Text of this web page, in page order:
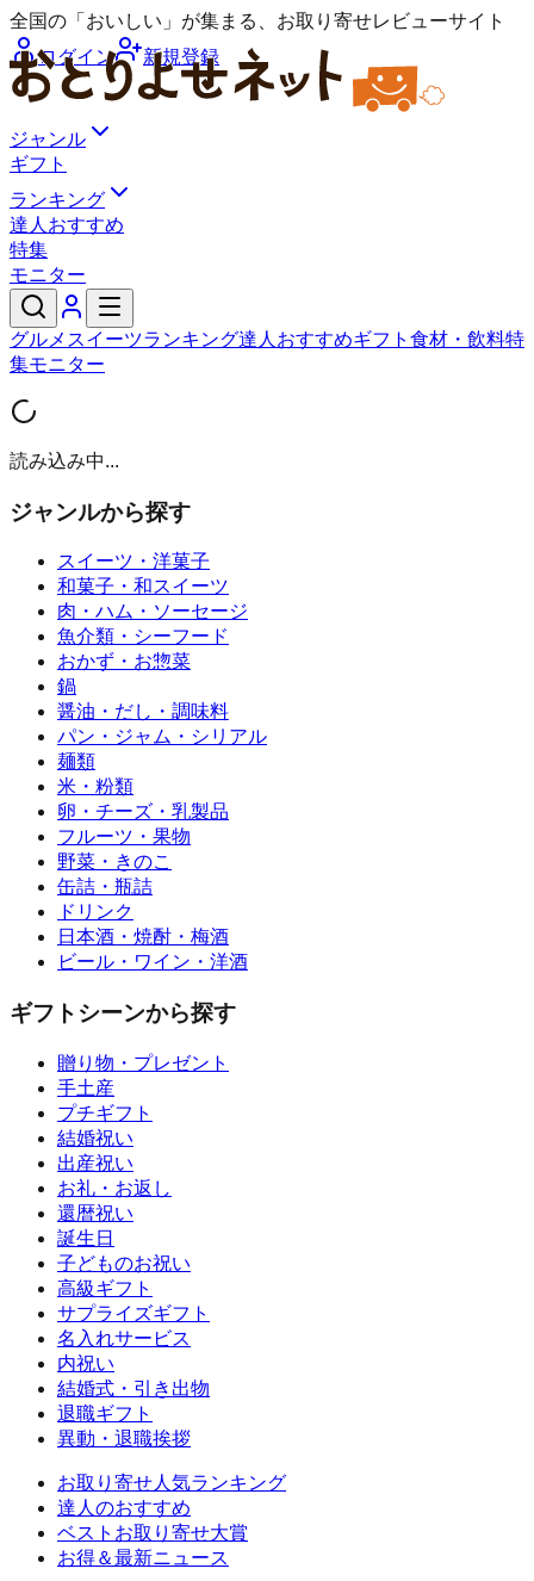
全国の「おいしい」が集まる、お取り寄せレビューサイト
ログイン
新規登録
ジャンル
ギフト
ランキング
達人おすすめ
特集
モニター
グルメ スイーツランキング達人おすすめギフト 食材・飲料特
集モニター
読み込み中...
ジャンルから探す
スイーツ・洋菓子
和菓子・和スイーツ
肉・ハム・ソーセージ
魚介類・シーフード
おかず・お惣菜
鍋
醤油・だし・調味料
パン・ジャム・シリアル
麺類
米・粉類
卵・チーズ・乳製品
フルーツ・果物
野菜・きのこ
缶詰・瓶詰
ドリンク
日本酒・焼酎・梅酒
ビール・ワイン・洋酒
ギフトシーンから探す
贈り物・プレゼント
手土産
プチギフト
結婚祝い
出産祝い
お礼・お返し
還暦祝い
誕生日
子どものお祝い
高級ギフト
サプライズギフト
名入れサービス
内祝い
結婚式・引き出物
退職ギフト
異動・退職挨拶
お取り寄せ人気ランキング
達人のおすすめ
ベストお取り寄せ大賞
お得＆最新ニュース